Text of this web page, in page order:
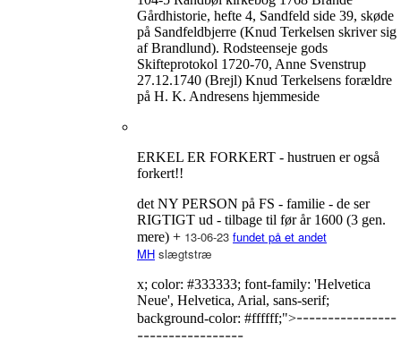
Gårdhistorie, hefte 4, Sandfeld side 39, skøde
på Sandfeldbjerre (Knud Terkelsen skriver sig
af Brandlund). Rodsteenseje gods
Skifteprotokol 1720-70, Anne Svenstrup
27.12.1740 (Brejl) Knud Terkelsens forældre
på H. K. Andresens hjemmeside
ERKEL ER FORKERT - hustruen er også
forkert!!
det NY PERSON på FS - familie - de ser
RIGTIGT ud - tilbage til før år 1600 (3 gen.
mere) + 13-06-23 fundet på et andet
MH slægtstræ
x; color: #333333; font-family: 'Helvetica
Neue', Helvetica, Arial, sans-serif;
background-color: #ffffff;">----------------
-----------------